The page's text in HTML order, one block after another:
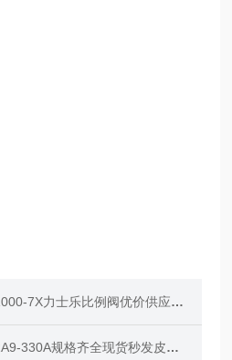
7X力士乐比例阀优价供应顺丰包邮
规格齐全现货秒发皮囊蓄能器